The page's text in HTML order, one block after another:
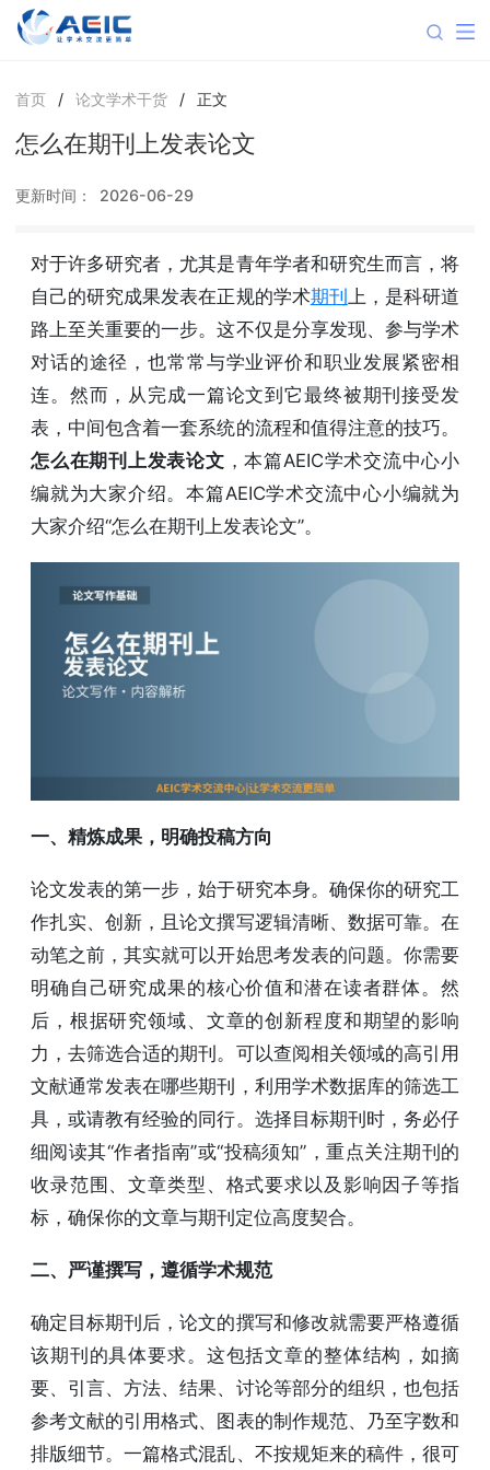
首页 / 论文学术干货 / 正文
怎么在期刊上发表论文
更新时间： 2026-06-29
对于许多研究者，尤其是青年学者和研究生而言，将
自己的研究成果发表在正规的学术期刊 上，是科研道
路上至关重要的一步。这不仅是分享发现、参与学术
对话的途径，也常常与学业评价和职业发展紧密相
连。然而，从完成一篇论文到它最终被期刊接受发
表，中间包含着一套系统的流程和值得注意的技巧。
怎么在期刊上发表论文 ，本篇AEIC学术交流中心小
编就为大家介绍。本篇AEIC学术交流中心小编就为
大家介绍“怎么在期刊上发表论文”。
一、精炼成果，明确投稿方向
论文发表的第一步，始于研究本身。确保你的研究工
作扎实、创新，且论文撰写逻辑清晰、数据可靠。在
动笔之前，其实就可以开始思考发表的问题。你需要
明确自己研究成果的核心价值和潜在读者群体。然
后，根据研究领域、文章的创新程度和期望的影响
力，去筛选合适的期刊。可以查阅相关领域的高引用
文献通常发表在哪些期刊，利用学术数据库的筛选工
具，或请教有经验的同行。选择目标期刊时，务必仔
细阅读其“作者指南”或“投稿须知”，重点关注期刊的
收录范围、文章类型、格式要求以及影响因子等指
标，确保你的文章与期刊定位高度契合。
二、严谨撰写，遵循学术规范
确定目标期刊后，论文的撰写和修改就需要严格遵循
该期刊的具体要求。这包括文章的整体结构，如摘
要、引言、方法、结果、讨论等部分的组织，也包括
参考文献的引用格式、图表的制作规范、乃至字数和
排版细节。一篇格式混乱、不按规矩来的稿件，很可